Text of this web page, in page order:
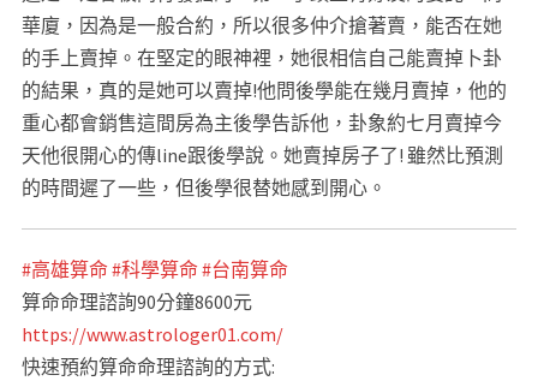
華廈，因為是一般合約，所以很多仲介搶著賣，能否在她
的手上賣掉。在堅定的眼神裡，她很相信自己能賣掉卜卦
的結果，真的是她可以賣掉!他問後學能在幾月賣掉，他的
重心都會銷售這間房為主後學告訴他，卦象約七月賣掉今
天他很開心的傳line跟後學說。她賣掉房子了! 雖然比預測
的時間遲了一些，但後學很替她感到開心。
#高雄算命#科學算命#台南算命
算命命理諮詢90分鐘8600元
https://www.astrologer01.com/
快速預約算命命理諮詢的方式: